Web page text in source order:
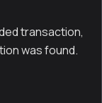
transaction,
was found.